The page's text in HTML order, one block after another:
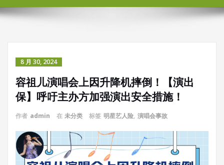
8 月 30, 2024
容祖儿演唱会上因升降机摔倒！【演出
保】呼吁主办方加强演出安全措施！
作者 admin 在 未分类 标签 明星艺人险, 演唱会事故